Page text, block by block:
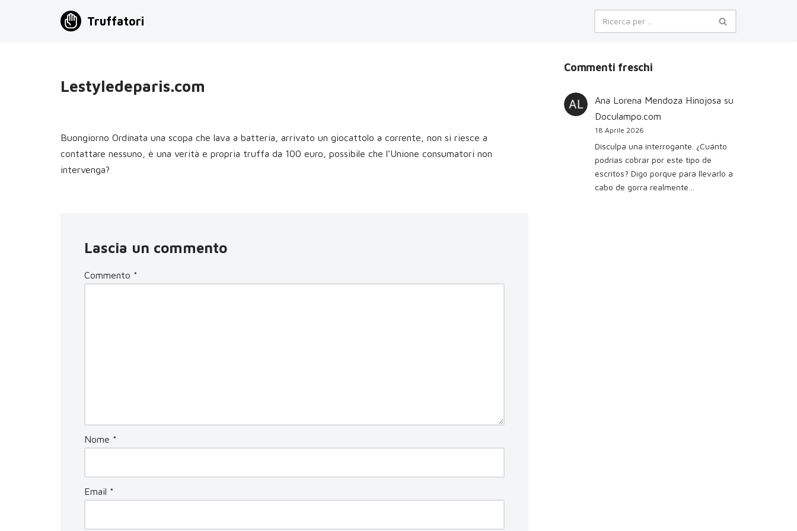
Truffatori
Lestyledeparis.com
Buongiorno Ordinata una scopa che lava a batteria, arrivato un giocattolo a corrente, non si riesce a
contattare nessuno, è una verità e propria truffa da 100 euro, possibile che l’Unione consumatori non
intervenga?
Lascia un commento
Commento *
Nome *
Email *
Commenti freschi
Ana Lorena Mendoza Hinojosa su
Doculampo.com
18 Aprile 2026
Disculpa una interrogante. ¿Cuánto
podrías cobrar por este tipo de
escritos? Digo porque para llevarlo a
cabo de gorra realmente…